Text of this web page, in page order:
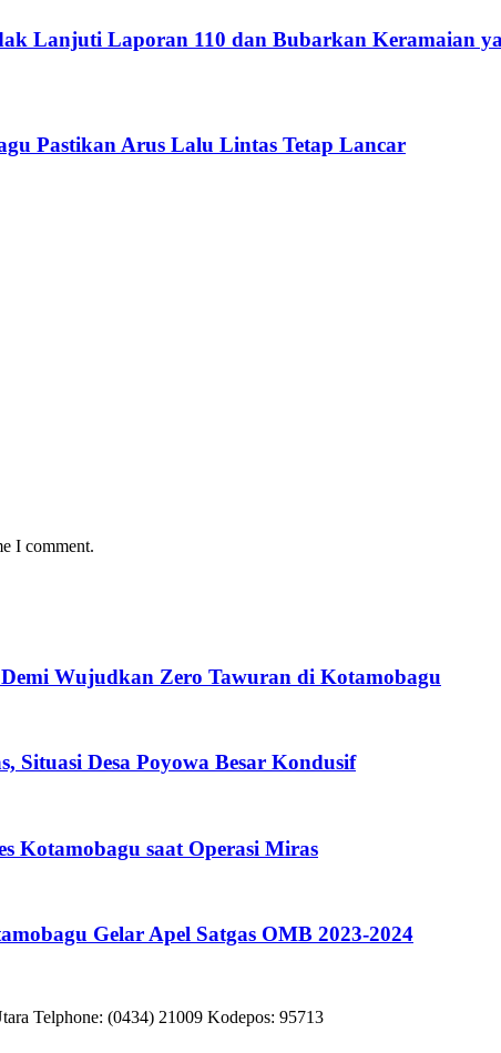
Lanjuti Laporan 110 dan Bubarkan Keramaian
Pastikan Arus Lalu Lintas Tetap Lancar
I comment.
Wujudkan Zero Tawuran di Kotamobagu
Desa Poyowa Besar Kondusif
Kotamobagu saat Operasi Miras
Gelar Apel Satgas OMB 2023-2024
Telphone: (0434) 21009 Kodepos: 95713